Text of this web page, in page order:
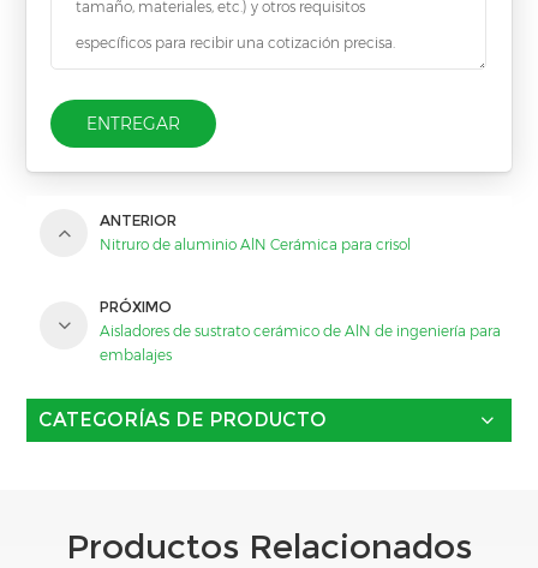
ENTREGAR
ANTERIOR
Nitruro de aluminio AlN Cerámica para crisol
PRÓXIMO
Aisladores de sustrato cerámico de AlN de ingeniería para
embalajes
CATEGORÍAS DE PRODUCTO
Productos Relacionados